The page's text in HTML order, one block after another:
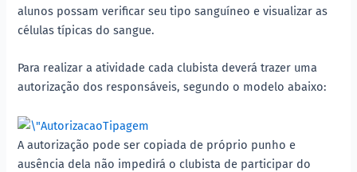
alunos possam verificar seu tipo sanguíneo e visualizar as
células típicas do sangue.
Para realizar a atividade cada clubista deverá trazer uma
autorização dos responsáveis, segundo o modelo abaixo:
A autorização pode ser copiada de próprio punho e
ausência dela não impedirá o clubista de participar do